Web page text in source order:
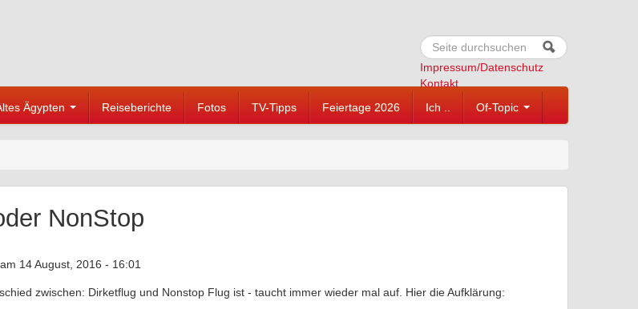
Suchformular
Suche
Impressum/Datenschutz
Kontakt
Ägypten Reiseberichte Fotos TV-Tipps Feiertage 2026 Ich .. Of-Topic
NonStop
am 14 August, 2016 - 16:01
zwischen: Dirketflug und Nonstop Flug ist - taucht immer wieder mal auf. Hier die Aufklärung: